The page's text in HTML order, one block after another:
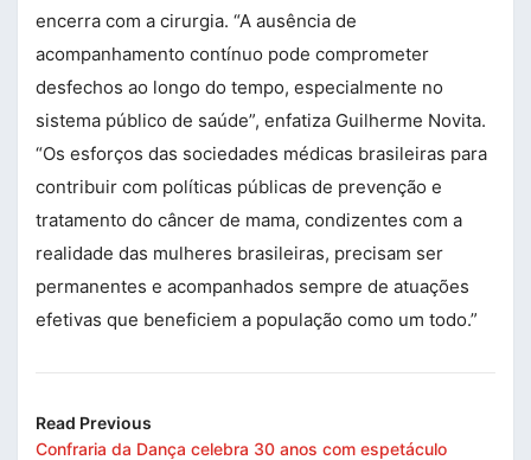
encerra com a cirurgia. “A ausência de
acompanhamento contínuo pode comprometer
desfechos ao longo do tempo, especialmente no
sistema público de saúde”, enfatiza Guilherme Novita.
“Os esforços das sociedades médicas brasileiras para
contribuir com políticas públicas de prevenção e
tratamento do câncer de mama, condizentes com a
realidade das mulheres brasileiras, precisam ser
permanentes e acompanhados sempre de atuações
efetivas que beneficiem a população como um todo.”
Read Previous
Confraria da Dança celebra 30 anos com espetáculo